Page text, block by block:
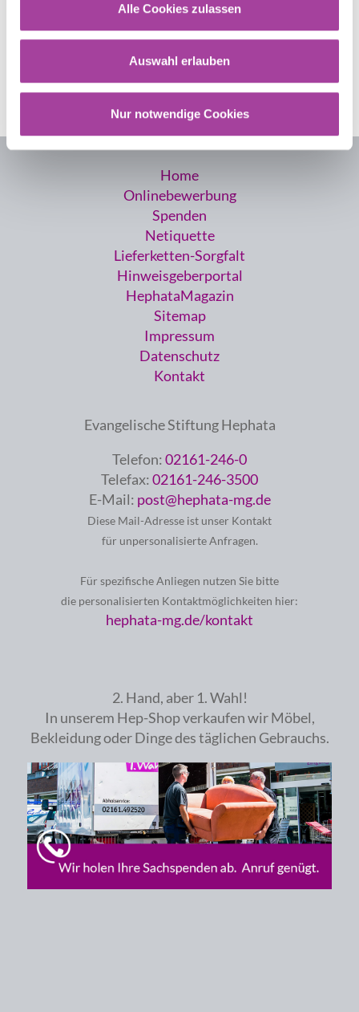
Alle Cookies zulassen
Auswahl erlauben
Nur notwendige Cookies
Home
Onlinebewerbung
Spenden
Netiquette
Lieferketten-Sorgfalt
Hinweisgeberportal
HephataMagazin
Sitemap
Impressum
Datenschutz
Kontakt
Evangelische Stiftung Hephata
Telefon:02161-246-0
Telefax:02161-246-3500
E-Mail: post@hephata-mg.de
Diese Mail-Adresse ist unser Kontakt
für unpersonalisierte Anfragen.
Für spezifische Anliegen nutzen Sie bitte
die personalisierten Kontaktmöglichkeiten hier:
hephata-mg.de/kontakt
2. Hand, aber 1. Wahl!
In unserem Hep-Shop verkaufen wir Möbel,
Bekleidung oder Dinge des täglichen Gebrauchs.